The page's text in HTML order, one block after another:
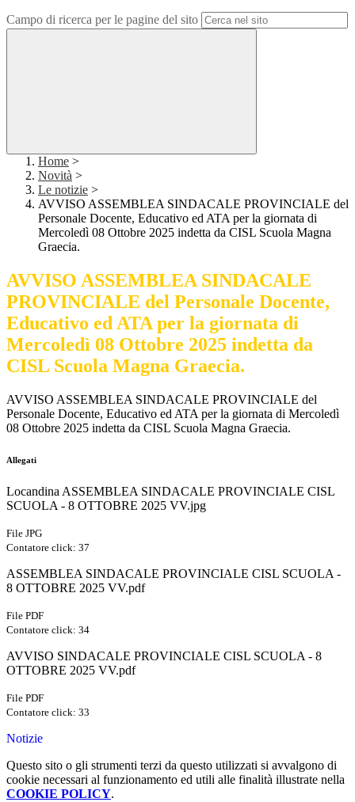
Campo di ricerca per le pagine del sito
Home >
Novità >
Le notizie >
AVVISO ASSEMBLEA SINDACALE PROVINCIALE del
Personale Docente, Educativo ed ATA per la giornata di
Mercoledì 08 Ottobre 2025 indetta da CISL Scuola Magna
Graecia.
AVVISO ASSEMBLEA SINDACALE
PROVINCIALE del Personale Docente,
Educativo ed ATA per la giornata di
Mercoledì 08 Ottobre 2025 indetta da
CISL Scuola Magna Graecia.
AVVISO ASSEMBLEA SINDACALE PROVINCIALE del
Personale Docente, Educativo ed ATA per la giornata di Mercoledì
08 Ottobre 2025 indetta da CISL Scuola Magna Graecia.
Allegati
Locandina ASSEMBLEA SINDACALE PROVINCIALE CISL
SCUOLA - 8 OTTOBRE 2025 VV.jpg
File JPG
Contatore click: 37
ASSEMBLEA SINDACALE PROVINCIALE CISL SCUOLA -
8 OTTOBRE 2025 VV.pdf
File PDF
Contatore click: 34
AVVISO SINDACALE PROVINCIALE CISL SCUOLA - 8
OTTOBRE 2025 VV.pdf
File PDF
Contatore click: 33
Notizie
Questo sito o gli strumenti terzi da questo utilizzati si avvalgono di
cookie necessari al funzionamento ed utili alle finalità illustrate nella
COOKIE POLICY.